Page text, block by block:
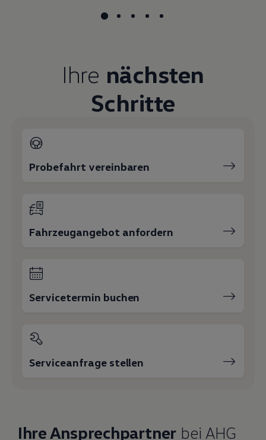
Ihre nächsten
Schritte
Probefahrt vereinbaren
Fahrzeugangebot anfordern
Servicetermin buchen
Serviceanfrage stellen
Ihre Ansprechpartner bei AHG